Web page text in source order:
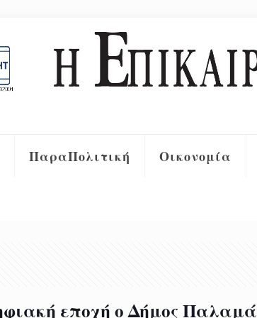
ΠαραΠολιτική Οικονομία
εποχή ο Δήμος Παλαμά